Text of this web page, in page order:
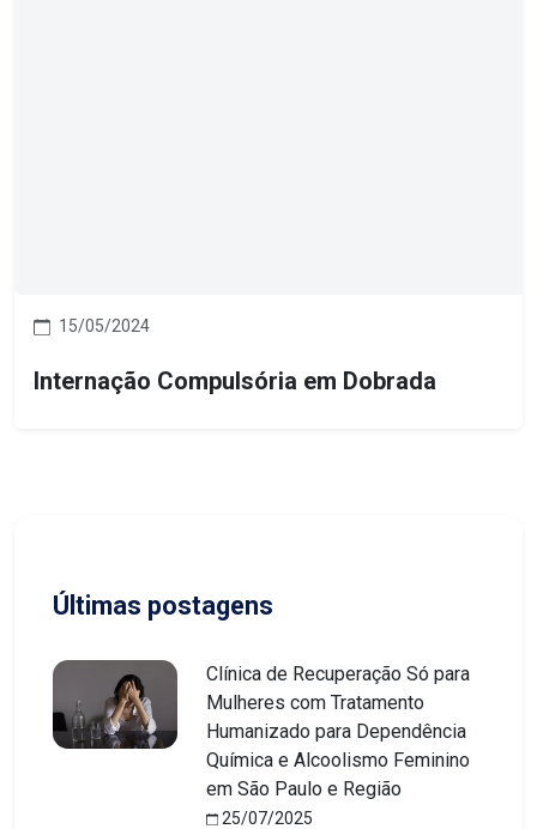
15/05/2024
Internação Compulsória em Dobrada
Últimas postagens
Clínica de Recuperação Só para
Mulheres com Tratamento
Humanizado para Dependência
Química e Alcoolismo Feminino
em São Paulo e Região
25/07/2025